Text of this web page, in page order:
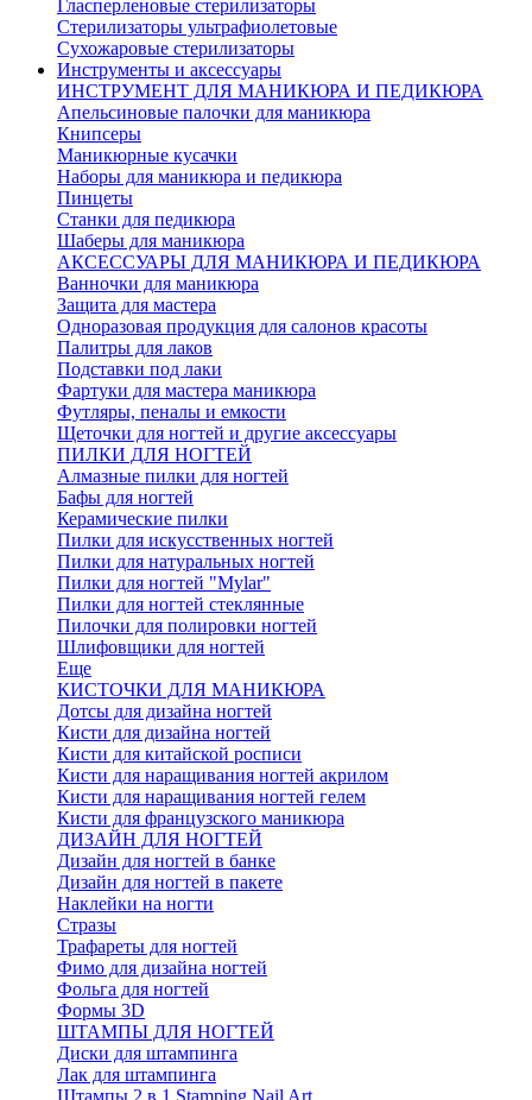
Гласперленовые стерилизаторы
Стерилизаторы ультрафиолетовые
Сухожаровые стерилизаторы
Инструменты и аксессуары
ИНСТРУМЕНТ ДЛЯ МАНИКЮРА И ПЕДИКЮРА
Апельсиновые палочки для маникюра
Книпсеры
Маникюрные кусачки
Наборы для маникюра и педикюра
Пинцеты
Станки для педикюра
Шаберы для маникюра
АКСЕССУАРЫ ДЛЯ МАНИКЮРА И ПЕДИКЮРА
Ванночки для маникюра
Защита для мастера
Одноразовая продукция для салонов красоты
Палитры для лаков
Подставки под лаки
Фартуки для мастера маникюра
Футляры, пеналы и емкости
Щеточки для ногтей и другие аксессуары
ПИЛКИ ДЛЯ НОГТЕЙ
Алмазные пилки для ногтей
Бафы для ногтей
Керамические пилки
Пилки для искусственных ногтей
Пилки для натуральных ногтей
Пилки для ногтей "Mylar"
Пилки для ногтей стеклянные
Пилочки для полировки ногтей
Шлифовщики для ногтей
Еще
КИСТОЧКИ ДЛЯ МАНИКЮРА
Дотсы для дизайна ногтей
Кисти для дизайна ногтей
Кисти для китайской росписи
Кисти для наращивания ногтей акрилом
Кисти для наращивания ногтей гелем
Кисти для французского маникюра
ДИЗАЙН ДЛЯ НОГТЕЙ
Дизайн для ногтей в банке
Дизайн для ногтей в пакете
Наклейки на ногти
Стразы
Трафареты для ногтей
Фимо для дизайна ногтей
Фольга для ногтей
Формы 3D
ШТАМПЫ ДЛЯ НОГТЕЙ
Диски для штампинга
Лак для штампинга
Штампы 2 в 1 Stamping Nail Art